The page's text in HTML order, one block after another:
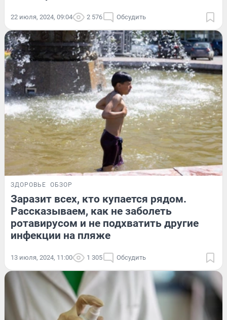
22 июля, 2024, 09:04 2 576 Обсудить
ЗДОРОВЬЕ ОБЗОР
Заразит всех, кто купается рядом.
Рассказываем, как не заболеть
ротавирусом и не подхватить другие
инфекции на пляже
13 июля, 2024, 11:00 1 305 Обсудить